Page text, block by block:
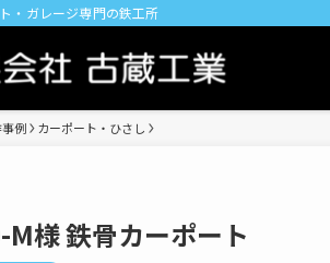
・ガレージ専門の鉄工所
例 カーポート・ひさし
様 鉄骨カーポート